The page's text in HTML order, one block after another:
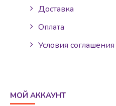
Доставка
Оплата
Условия соглашения
МОЙ АККАУНТ